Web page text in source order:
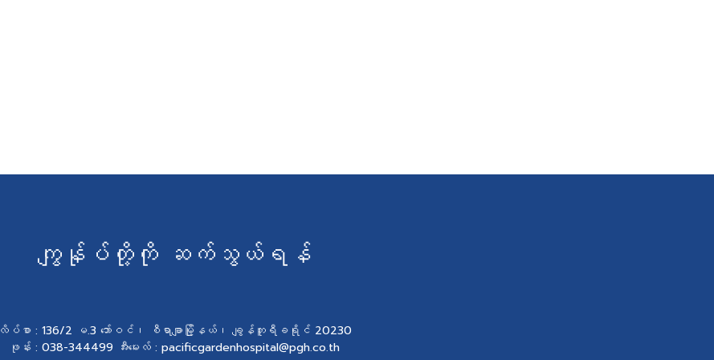
ကျွန်ုပ်တို့ကို ဆက်သွယ်ရန်
လိပ်စာ : 136/2 မ.3 ဘော်ဝင်၊ စီရာချာမြို့နယ်၊ ချွန်ဘူရီခရိုင် 20230
ဖုန်း : 038-344499 အီးမေးလ် : pacificgardenhospital@pgh.co.th